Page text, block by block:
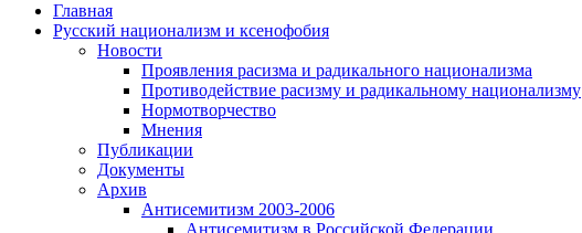
Главная
Русский национализм и ксенофобия
Новости
Проявления расизма и радикального национализма
Противодействие расизму и радикальному национализму
Нормотворчество
Мнения
Публикации
Документы
Архив
Антисемитизм 2003-2006